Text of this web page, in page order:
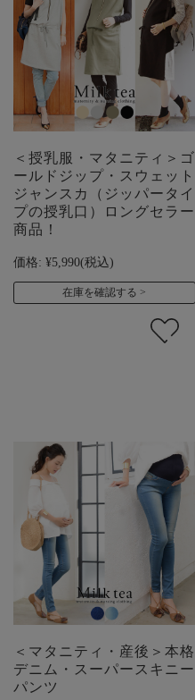
＜授乳服・マタニティ＞ゴ
ールドジップ・スウェット
ジャンスカ（ジッパータイ
プの授乳口）ロングセラー
商品！
価格: ¥5,990(税込)
在庫を確認する
＜マタニティ・産後＞本格
デニム・スーパースキニー
パンツ